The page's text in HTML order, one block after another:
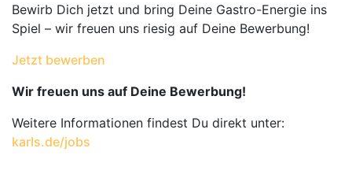
Bewirb Dich jetzt und bring Deine Gastro-Energie ins
Spiel – wir freuen uns riesig auf Deine Bewerbung!
Jetzt bewerben
Wir freuen uns auf Deine Bewerbung!
Weitere Informationen findest Du direkt unter:
karls.de/jobs